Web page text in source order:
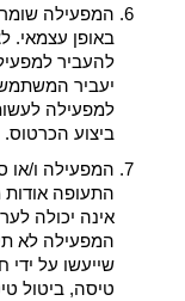
המפעילה
באופן עצמאי.
להעביר
יעביר
למפעילה
ביצוע הכרטוס.
המפעילה ו/או
התעופה אודות
אינה יכולה
המפעילה לא
שייעשו על ידי
טיסה, ביטול